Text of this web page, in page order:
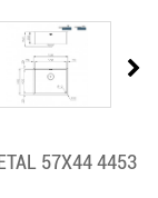
57Х44 4453